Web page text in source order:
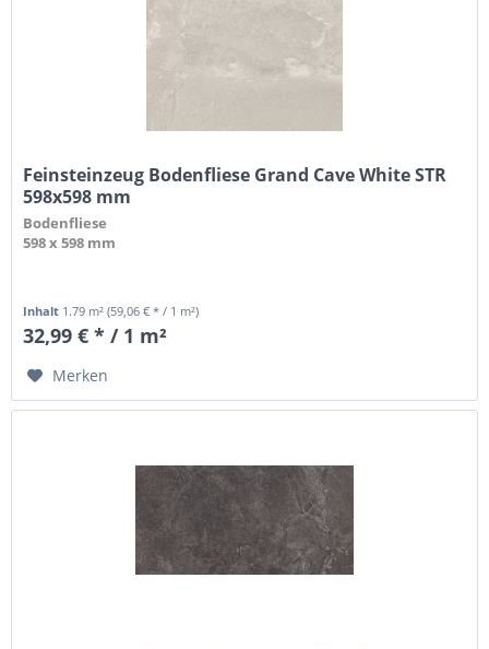
Feinsteinzeug Bodenfliese Grand Cave White STR
598x598 mm
Bodenfliese
598 x 598 mm
Inhalt 1.79 m²(59,06 € * / 1 m²)
32,99 € * / 1 m²
Merken